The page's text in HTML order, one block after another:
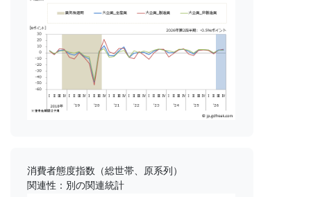
消費者態度指数（総世帯、原系列）
関連性：別の関連統計